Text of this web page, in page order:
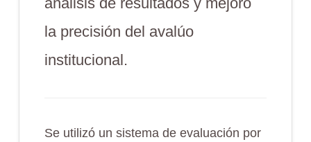
la precisión del avalúo
institucional.
Se utilizó un sistema de evaluación por